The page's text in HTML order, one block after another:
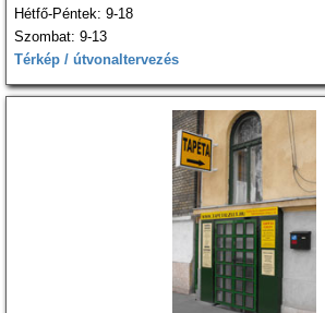
Hétfő-Péntek: 9-18
Szombat: 9-13
Térkép / útvonaltervezés